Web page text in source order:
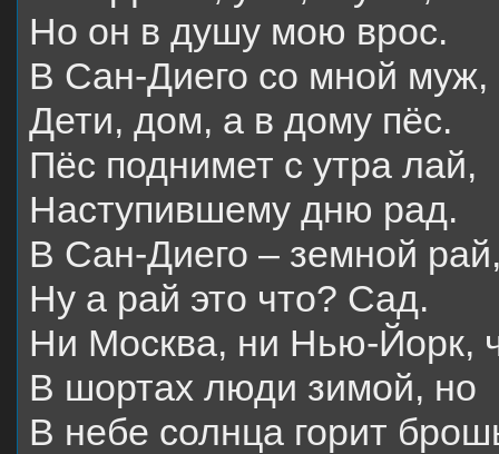
Но он в душу мою врос.
В Сан-Диего со мной муж,
Дети, дом, а в дому пёс.
Пёс поднимет с утра лай,
Наступившему дню рад.
В Сан-Диего – земной
Ну а рай это что? Сад.
Ни Москва, ни Нью-Йорк,
В шортах люди зимой, но
В небе солнца горит